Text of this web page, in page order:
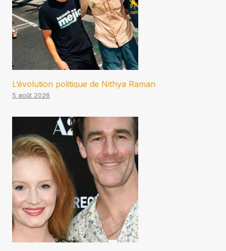
L’évolution politique de Nithya Raman
5 août 2026